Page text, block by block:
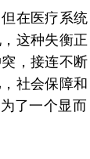
在医疗系统
这种失衡正
，接连不断
社会保障和
了一个显而